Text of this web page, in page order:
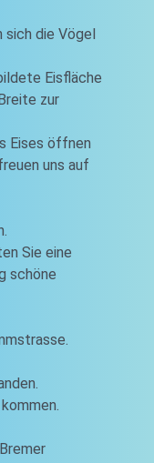
sich die Vögel
Eisfläche
zur
Eises öffnen
uns auf
Sie eine
schöne